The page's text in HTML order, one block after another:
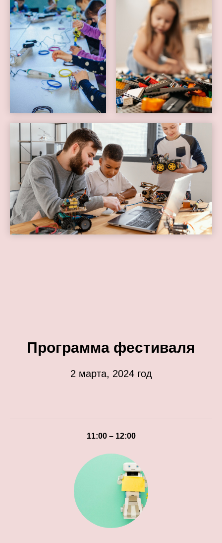
Программа фестиваля
2 марта, 2024 год
11:00 – 12:00